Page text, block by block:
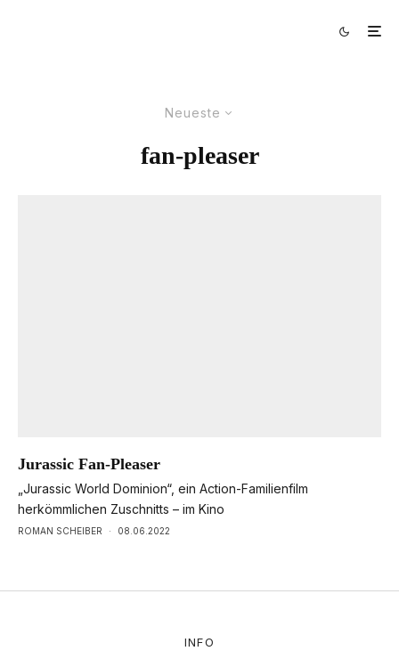
Neueste
fan-pleaser
Jurassic Fan-Pleaser
„Jurassic World Dominion“, ein Action-Familienfilm
herkömmlichen Zuschnitts – im Kino
ROMAN SCHEIBER · 08.06.2022
INFO